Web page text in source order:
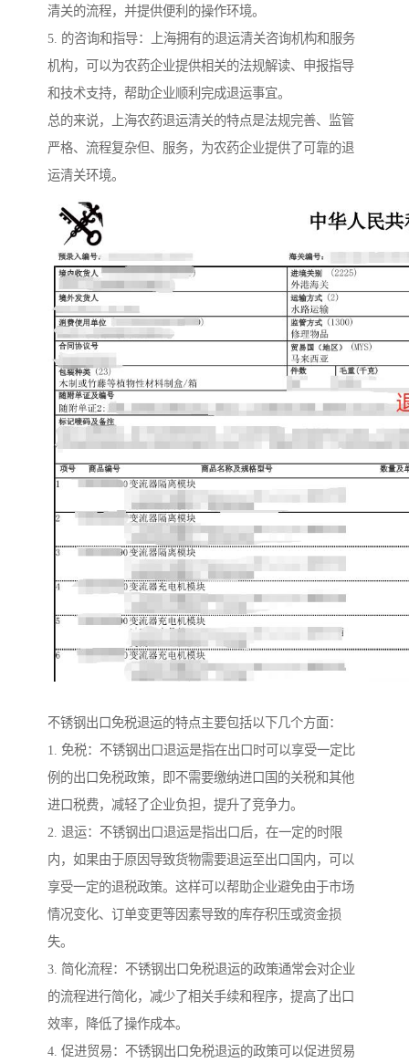
清关的流程，并提供便利的操作环境。
5. 的咨询和指导：上海拥有的退运清关咨询机构和服务
机构，可以为农药企业提供相关的法规解读、申报指导
和技术支持，帮助企业顺利完成退运事宜。
总的来说，上海农药退运清关的特点是法规完善、监管
严格、流程复杂但、服务，为农药企业提供了可靠的退
运清关环境。
不锈钢出口免税退运的特点主要包括以下几个方面：
1. 免税：不锈钢出口退运是指在出口时可以享受一定比
例的出口免税政策，即不需要缴纳进口国的关税和其他
进口税费，减轻了企业负担，提升了竞争力。
2. 退运：不锈钢出口退运是指出口后，在一定的时限
内，如果由于原因导致货物需要退运至出口国内，可以
享受一定的退税政策。这样可以帮助企业避免由于市场
情况变化、订单变更等因素导致的库存积压或资金损
失。
3. 简化流程：不锈钢出口免税退运的政策通常会对企业
的流程进行简化，减少了相关手续和程序，提高了出口
效率，降低了操作成本。
4. 促进贸易：不锈钢出口免税退运的政策可以促进贸易